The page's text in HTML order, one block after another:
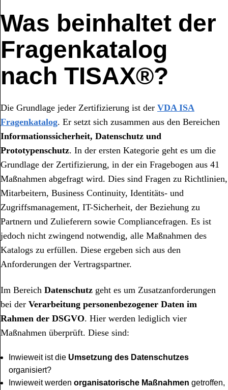
Was beinhaltet der
Fragenkatalog
nach TISAX®?
Die Grundlage jeder Zertifizierung ist der VDA ISA
Fragenkatalog. Er setzt sich zusammen aus den Bereichen
Informationssicherheit, Datenschutz und
Prototypenschutz. In der ersten Kategorie geht es um die
Grundlage der Zertifizierung, in der ein Fragebogen aus 41
Maßnahmen abgefragt wird. Dies sind Fragen zu Richtlinien,
Mitarbeitern, Business Continuity, Identitäts- und
Zugriffsmanagement, IT-Sicherheit, der Beziehung zu
Partnern und Zulieferern sowie Compliancefragen. Es ist
jedoch nicht zwingend notwendig, alle Maßnahmen des
Katalogs zu erfüllen. Diese ergeben sich aus den
Anforderungen der Vertragspartner.
Im Bereich Datenschutz geht es um Zusatzanforderungen
bei der Verarbeitung personenbezogener Daten im
Rahmen der DSGVO. Hier werden lediglich vier
Maßnahmen überprüft. Diese sind:
Inwieweit ist die Umsetzung des Datenschutzes
organisiert?
Inwieweit werden organisatorische Maßnahmen getroffen,